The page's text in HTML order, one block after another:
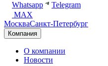
Whatsapp
Telegram
MAX
МоскваСанкт-Петербург
Компания
О компании
Новости